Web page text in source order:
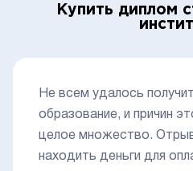
Купить диплом
Не всем удалось
образование, и причин
целое множество.
находить деньги для